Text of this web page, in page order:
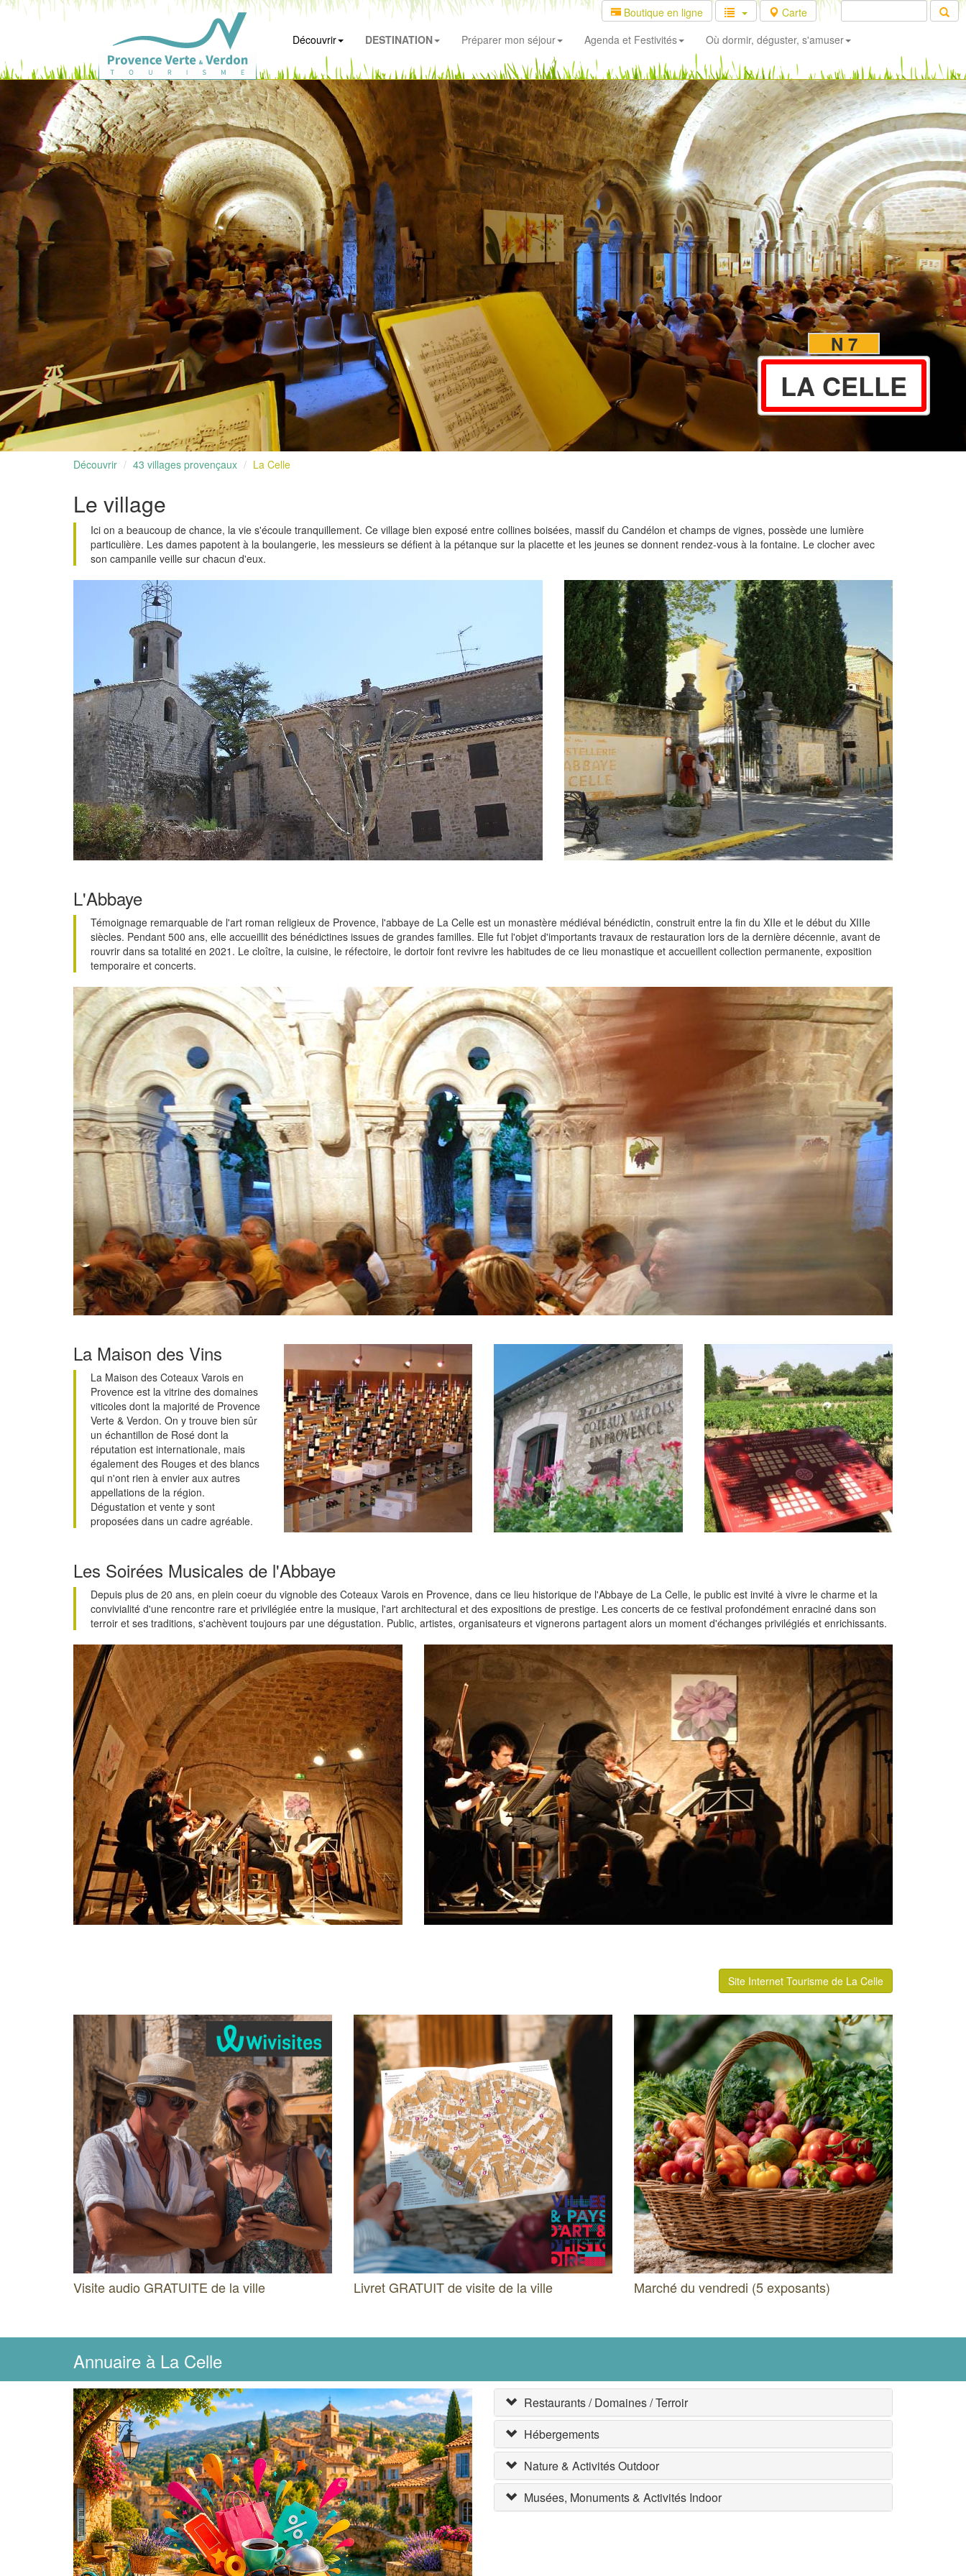
Boutique en ligne
Carte
Découvrir
DESTINATION Préparer mon séjour Agenda et Festivités Où dormir, déguster, s'amuser
N 7
LA CELLE
Découvrir 43 villages provençaux La Celle
Le village
Ici on a beaucoup de chance, la vie s'écoule tranquillement. Ce village bien exposé entre collines boisées, massif du Candélon et champs de vignes, possède une lumière
particulière. Les dames papotent à la boulangerie, les messieurs se défient à la pétanque sur la placette et les jeunes se donnent rendez-vous à la fontaine. Le clocher avec
son campanile veille sur chacun d'eux.
L'Abbaye
Témoignage remarquable de l'art roman religieux de Provence, l'abbaye de La Celle est un monastère médiéval bénédictin, construit entre la fin du XIIe et le début du XIIIe
siècles. Pendant 500 ans, elle accueillit des bénédictines issues de grandes familles. Elle fut l'objet d'importants travaux de restauration lors de la dernière décennie, avant de
rouvrir dans sa totalité en 2021. Le cloître, la cuisine, le réfectoire, le dortoir font revivre les habitudes de ce lieu monastique et accueillent collection permanente, exposition
temporaire et concerts.
La Maison des Vins
La Maison des Coteaux Varois en
Provence est la vitrine des domaines
viticoles dont la majorité de Provence
Verte & Verdon. On y trouve bien sûr
un échantillon de Rosé dont la
réputation est internationale, mais
également des Rouges et des blancs
qui n'ont rien à envier aux autres
appellations de la région.
Dégustation et vente y sont
proposées dans un cadre agréable.
Les Soirées Musicales de l'Abbaye
Depuis plus de 20 ans, en plein coeur du vignoble des Coteaux Varois en Provence, dans ce lieu historique de l'Abbaye de La Celle, le public est invité à vivre le charme et la
convivialité d'une rencontre rare et privilégiée entre la musique, l'art architectural et des expositions de prestige. Les concerts de ce festival profondément enraciné dans son
terroir et ses traditions, s'achèvent toujours par une dégustation. Public, artistes, organisateurs et vignerons partagent alors un moment d'échanges privilégiés et enrichissants.
Site Internet Tourisme de La Celle
Visite audio GRATUITE de la ville Livret GRATUIT de visite de la ville Marché du vendredi (5 exposants)
Annuaire à La Celle
Restaurants / Domaines / Terroir
Hébergements
Nature & Activités Outdoor
Musées, Monuments & Activités Indoor